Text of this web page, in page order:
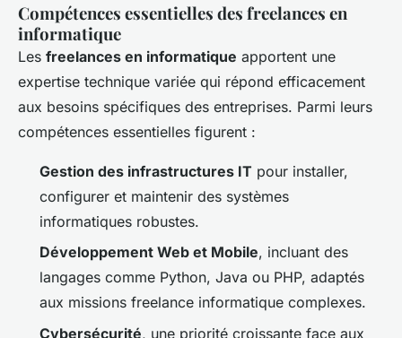
Compétences essentielles des freelances en
informatique
Les freelances en informatique apportent une
expertise technique variée qui répond efficacement
aux besoins spécifiques des entreprises. Parmi leurs
compétences essentielles figurent :
Gestion des infrastructures IT pour installer,
configurer et maintenir des systèmes
informatiques robustes.
Développement Web et Mobile, incluant des
langages comme Python, Java ou PHP, adaptés
aux missions freelance informatique complexes.
Cybersécurité, une priorité croissante face aux